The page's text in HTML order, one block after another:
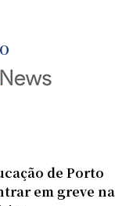
de Porto
em greve na